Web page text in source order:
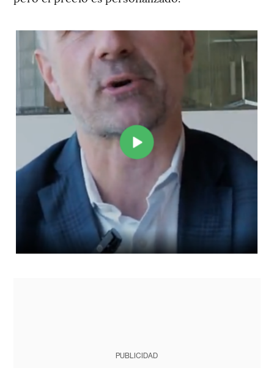
PUBLICIDAD